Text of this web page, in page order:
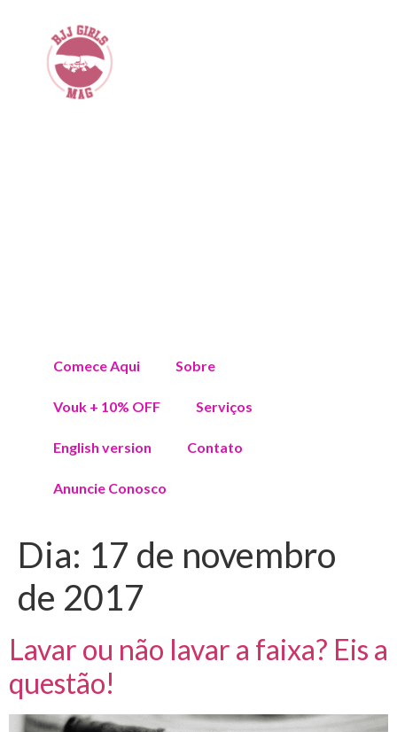
Comece Aqui Sobre
Vouk + 10% OFF Serviços
English version Contato
Anuncie Conosco
Dia: 17 de novembro
de 2017
Lavar ou não lavar a faixa? Eis a
questão!